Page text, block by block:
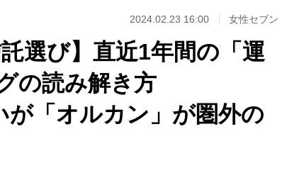
2024.02.23 16:00 女性セブン
選び】直近1年間の「運
の読み解き方
が「オルカン」が圏外の